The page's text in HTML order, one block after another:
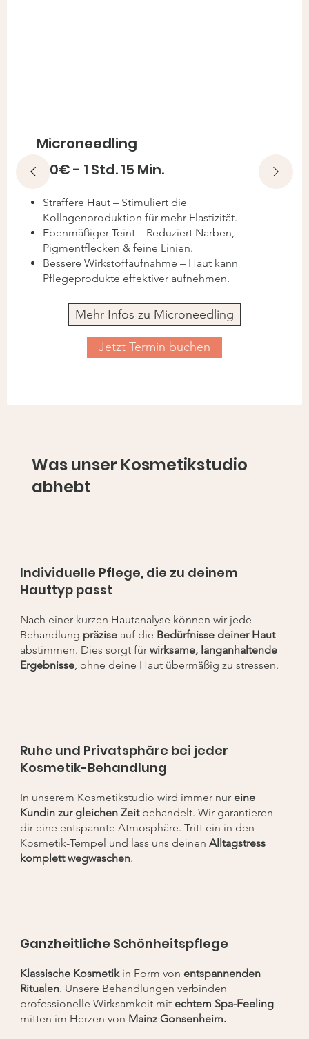
Microneedling
130€ - 1 Std. 15 Min.
Straffere Haut – Stimuliert die
Kollagenproduktion für mehr Elastizität.
Ebenmäßiger Teint – Reduziert Narben,
Pigmentflecken & feine Linien.
Bessere Wirkstoffaufnahme – Haut kann
Pflegeprodukte effektiver aufnehmen.
Mehr Infos zu Microneedling
Jetzt Termin buchen
Was unser Kosmetikstudio
abhebt
Individuelle Pflege, die zu deinem
Hauttyp passt
Nach einer kurzen Hautanalyse können wir jede
Behandlung präzise auf die Bedürfnisse deiner Haut
abstimmen. Dies sorgt fürwirksame, langanhaltende
Ergebnisse , ohne deine Haut übermäßig zu stressen.
Ruhe und Privatsphäre bei jeder
Kosmetik-Behandlung
In unserem Kosmetikstudio wird immer nur eine
Kundin zur gleichen Zeitbehandelt. Wir garantieren
dir eine entspannte Atmosphäre. Tritt ein in den
Kosmetik-Tempel und lass uns deinenAlltagstress
komplett wegwaschen.
Ganzheitliche Schönheitspflege
Klassische Kosmetikin Form von entspannenden
Ritualen. Unsere Behandlungen verbinden
professionelle Wirksamkeit mit echtem Spa-Feeling –
mitten im Herzen von Mainz Gonsenheim.